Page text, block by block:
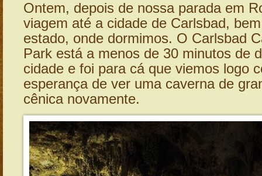
Ontem, depois de nossa parada em
viagem até a cidade de Carlsbad,
estado, onde dormimos. O Carlsbad
Park está a menos de 30 minutos de
cidade e foi para cá que viemos logo
esperança de ver uma caverna de
cênica novamente.